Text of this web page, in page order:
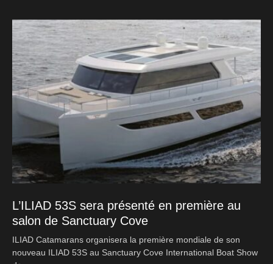
L’ILIAD 53S sera présenté en première au
salon de Sanctuary Cove
ILIAD Catamarans organisera la première mondiale de son
nouveau ILIAD 53S au Sanctuary Cove International Boat Show